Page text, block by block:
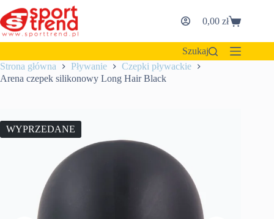
do
treści
Koszyk
0,00zł
Szukaj
Strona główna
Pływanie
Czepki pływackie
Arena czepek silikonowy Long Hair Black
WYPRZEDANE